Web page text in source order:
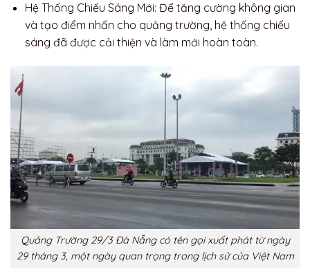
Hệ Thống Chiếu Sáng Mới: Để tăng cường không gian
và tạo điểm nhấn cho quảng trường, hệ thống chiếu
sáng đã được cải thiện và làm mới hoàn toàn.
Quảng Trường 29/3 Đà Nẵng có tên gọi xuất phát từ ngày
29 tháng 3, một ngày quan trọng trong lịch sử của Việt Nam